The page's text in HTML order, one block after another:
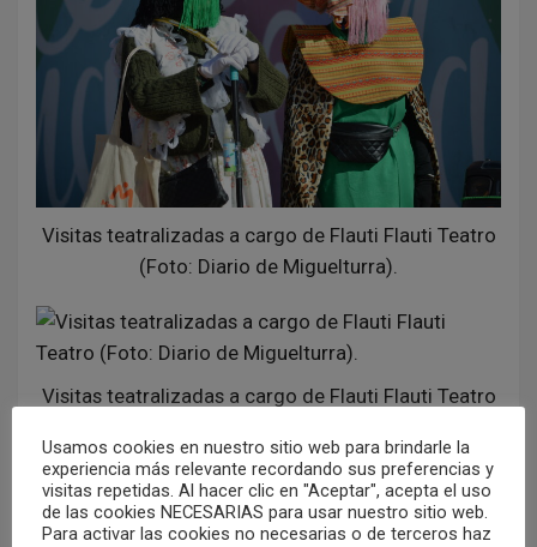
Visitas teatralizadas a cargo de Flauti Flauti Teatro
(Foto: Diario de Miguelturra).
Visitas teatralizadas a cargo de Flauti Flauti Teatro
Usamos cookies en nuestro sitio web para brindarle la
experiencia más relevante recordando sus preferencias y
visitas repetidas. Al hacer clic en "Aceptar", acepta el uso
de las cookies NECESARIAS para usar nuestro sitio web.
Para activar las cookies no necesarias o de terceros haz